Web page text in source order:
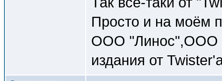
Просто и на моём
ООО "Линос",ООО
издания от